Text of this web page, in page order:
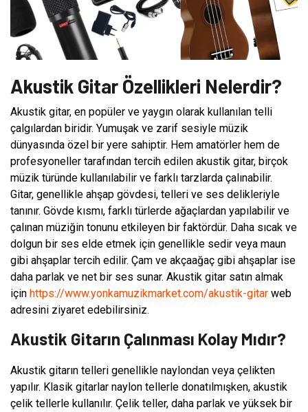
Akustik Gitar Özellikleri Nelerdir?
Akustik gitar, en popüler ve yaygın olarak kullanılan telli
çalgılardan biridir. Yumuşak ve zarif sesiyle müzik
dünyasında özel bir yere sahiptir. Hem amatörler hem de
profesyoneller tarafından tercih edilen akustik gitar, birçok
müzik türünde kullanılabilir ve farklı tarzlarda çalınabilir.
Gitar, genellikle ahşap gövdesi, telleri ve ses delikleriyle
tanınır. Gövde kısmı, farklı türlerde ağaçlardan yapılabilir ve
çalınan müziğin tonunu etkileyen bir faktördür. Daha sıcak ve
dolgun bir ses elde etmek için genellikle sedir veya maun
gibi ahşaplar tercih edilir. Çam ve akçaağaç gibi ahşaplar ise
daha parlak ve net bir ses sunar. Akustik gitar satın almak
için https://www.yonkamuzikmarket.com/akustik-gitar web
adresini ziyaret edebilirsiniz.
Akustik Gitarın Çalınması Kolay Mıdır?
Akustik gitarın telleri genellikle naylondan veya çelikten
yapılır. Klasik gitarlar naylon tellerle donatılmışken, akustik
çelik tellerle kullanılır. Çelik teller, daha parlak ve yüksek bir